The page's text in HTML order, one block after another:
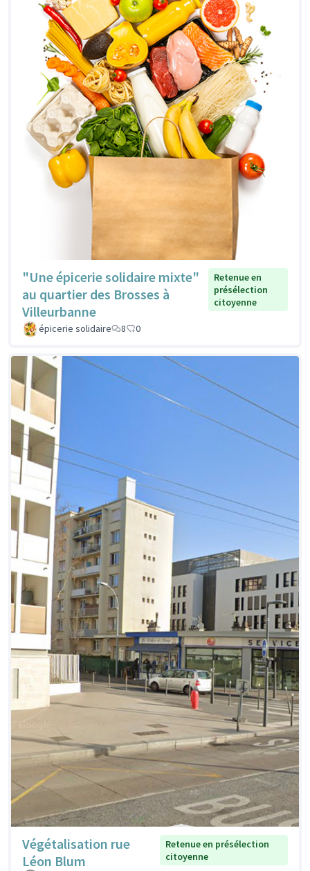
"Une épicerie solidaire mixte"
au quartier des Brosses à
Villeurbanne
Retenue en
présélection
citoyenne
épicerie solidaire 8 0
Végétalisation rue
Léon Blum
Retenue en présélection
citoyenne